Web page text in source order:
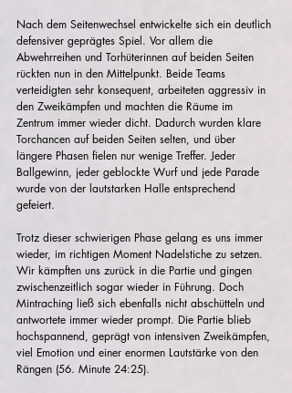
Nach dem Seitenwechsel entwickelte sich ein deutlich
defensiver geprägtes Spiel. Vor allem die
Abwehrreihen und Torhüterinnen auf beiden Seiten
rückten nun in den Mittelpunkt. Beide Teams
verteidigten sehr konsequent, arbeiteten aggressiv in
den Zweikämpfen und machten die Räume im
Zentrum immer wieder dicht. Dadurch wurden klare
Torchancen auf beiden Seiten selten, und über
längere Phasen fielen nur wenige Treffer. Jeder
Ballgewinn, jeder geblockte Wurf und jede Parade
wurde von der lautstarken Halle entsprechend
gefeiert.
Trotz dieser schwierigen Phase gelang es uns immer
wieder, im richtigen Moment Nadelstiche zu setzen.
Wir kämpften uns zurück in die Partie und gingen
zwischenzeitlich sogar wieder in Führung. Doch
Mintraching ließ sich ebenfalls nicht abschütteln und
antwortete immer wieder prompt. Die Partie blieb
hochspannend, geprägt von intensiven Zweikämpfen,
viel Emotion und einer enormen Lautstärke von den
Rängen (56. Minute 24:25).